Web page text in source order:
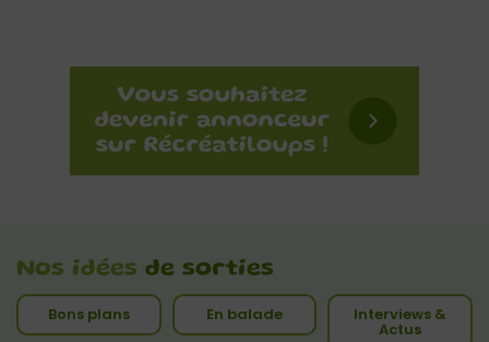
Nos idées de sorties
Bons plans En balade Interviews &
Actus